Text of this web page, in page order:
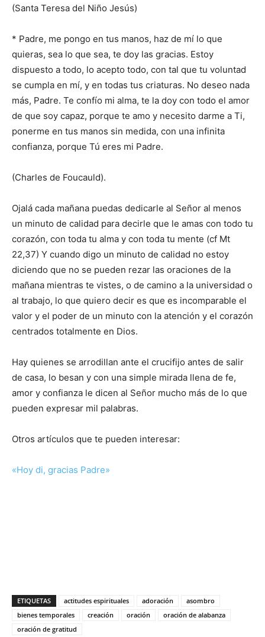
(Santa Teresa del Niño Jesús)
* Padre, me pongo en tus manos, haz de mí lo que
quieras, sea lo que sea, te doy las gracias. Estoy
dispuesto a todo, lo acepto todo, con tal que tu voluntad
se cumpla en mí, y en todas tus criaturas. No deseo nada
más, Padre. Te confío mi alma, te la doy con todo el amor
de que soy capaz, porque te amo y necesito darme a Ti,
ponerme en tus manos sin medida, con una infinita
confianza, porque Tú eres mi Padre.
(Charles de Foucauld).
Ojalá cada mañana puedas dedicarle al Señor al menos
un minuto de calidad para decirle que le amas con todo tu
corazón, con toda tu alma y con toda tu mente (cf Mt
22,37) Y cuando digo un minuto de calidad no estoy
diciendo que no se pueden rezar las oraciones de la
mañana mientras te vistes, o de camino a la universidad o
al trabajo, lo que quiero decir es que es incomparable el
valor y el poder de un minuto con la atención y el corazón
centrados totalmente en Dios.
Hay quienes se arrodillan ante el crucifijo antes de salir
de casa, lo besan y con una simple mirada llena de fe,
amor y confianza le dicen al Señor mucho más de lo que
pueden expresar mil palabras.
Otros artículos que te pueden interesar:
«Hoy di, gracias Padre»
ETIQUETAS actitudes espirituales adoración
asombro
bienes temporales
creación oración
oración de alabanza
oración de gratitud